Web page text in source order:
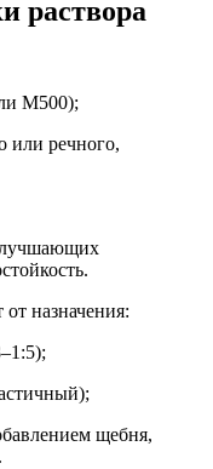
раствора
М500);
или речного,
назначения:
щебня,